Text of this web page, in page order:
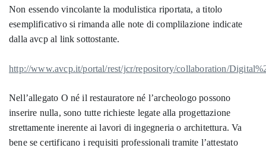
Non essendo vincolante la modulistica riportata, a titolo
esemplificativo si rimanda alle note di complilazione indicate
dalla avcp al link sottostante.
http://www.avcp.it/portal/rest/jcr/repository/collaboration/
Nell’allegato O né il restauratore né l’archeologo possono
inserire nulla, sono tutte richieste legate alla progettazione
strettamente inerente ai lavori di ingegneria o architettura. Va
bene se certificano i requisiti professionali tramite l’attestato